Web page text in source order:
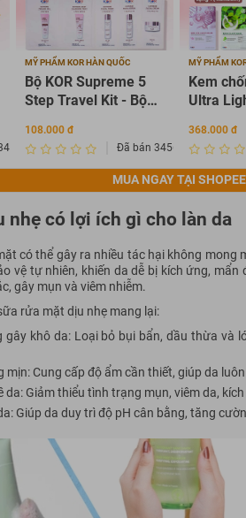
MỸ PHẨM KOR HÀN QUỐC
Bộ KOR Supreme 5
Step Travel Kit - Bộ
108.000 đ
Đã bán 3456435
MỸ PHẨM
Kem
Ultra
SPF 50+
368.000 đ
MUA NGAY TẠI SHOPEE
nhẹ có lợi ích gì cho làn da
có thể gây ra nhiều tác hại không mong
vệ tự nhiên, khiến da dễ bị kích ứng,
gâymụn và viêm nhiễm.
rửa mặt dịu nhẹ mang lại:
gây khô da: Loại bỏ bụi bẩn, dầu thừa và
mịn: Cung cấp độ ẩm cần thiết, giúp da
da: Giảm thiểu tình trạng mụn, viêm da,
Giúp da duy trì độ pH cân bằng, tăng